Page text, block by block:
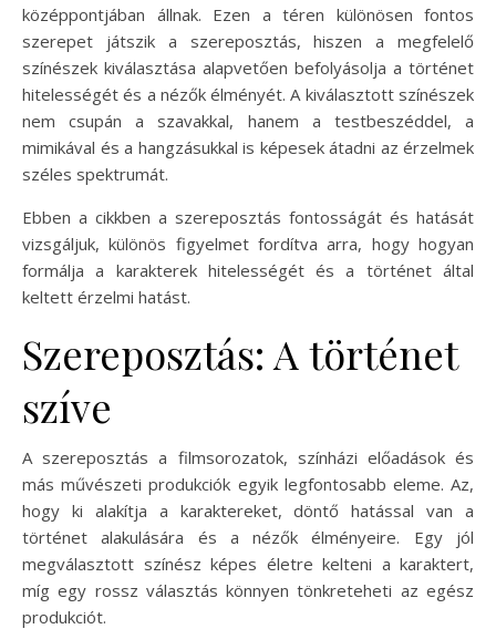
középpontjában állnak. Ezen a téren különösen fontos
szerepet játszik a szereposztás, hiszen a megfelelő
színészek kiválasztása alapvetően befolyásolja a történet
hitelességét és a nézők élményét. A kiválasztott színészek
nem csupán a szavakkal, hanem a testbeszéddel, a
mimikával és a hangzásukkal is képesek átadni az érzelmek
széles spektrumát.
Ebben a cikkben a szereposztás fontosságát és hatását
vizsgáljuk, különös figyelmet fordítva arra, hogy hogyan
formálja a karakterek hitelességét és a történet által
keltett érzelmi hatást.
Szereposztás: A történet
szíve
A szereposztás a filmsorozatok, színházi előadások és
más művészeti produkciók egyik legfontosabb eleme. Az,
hogy ki alakítja a karaktereket, döntő hatással van a
történet alakulására és a nézők élményeire. Egy jól
megválasztott színész képes életre kelteni a karaktert,
míg egy rossz választás könnyen tönkreteheti az egész
produkciót.